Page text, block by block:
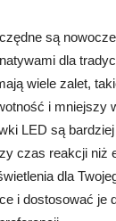
są
dla
wiele zalet,
i mniejszy
LED są
czas reakcji niż
dla
i dostosować je